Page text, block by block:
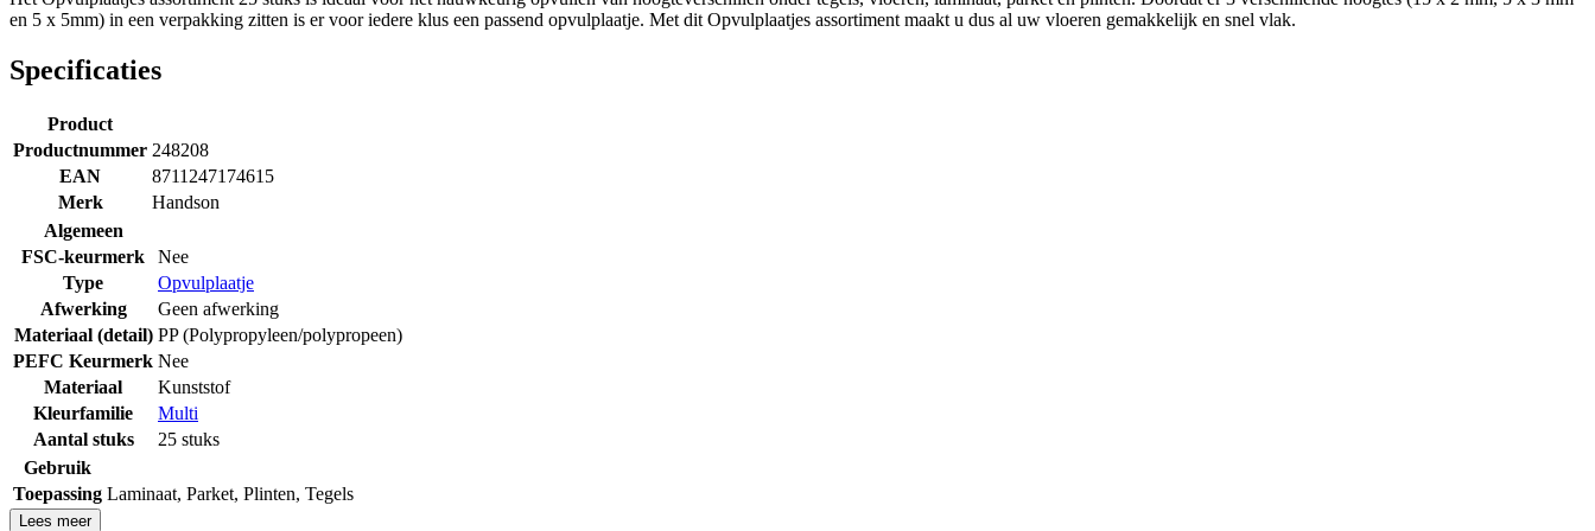
en 5 x 5mm) in een verpakking zitten is er voor iedere klus een passend opvulplaatje. Met dit Opvulplaatjes assortiment maakt u dus al uw vloeren gemakkelijk en snel vlak.
Specificaties
Product
Productnummer 248208
EAN
8711247174615
Merk
Handson
Algemeen
FSC-keurmerk
Nee
Type
Opvulplaatje
Afwerking
Geen afwerking
Materiaal (detail) PP (Polypropyleen/polypropeen)
PEFC Keurmerk Nee
Materiaal
Kunststof
Kleurfamilie
Multi
Aantal stuks
25 stuks
Gebruik
Toepassing Laminaat, Parket, Plinten, Tegels
Lees meer